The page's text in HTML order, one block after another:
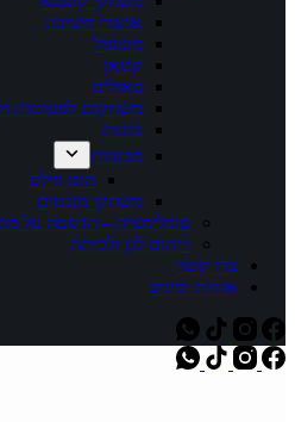
אתגרי חשיבה
מונופול
קטאן
פאזלים
משחקים לפעוטות
בובות
מכוניות
הוט ווילס
משחקי מגנטים
סובלימציה – הדפסה על
ריהוט לגן ולכיתה
צרו קשר
אודות ימיניס